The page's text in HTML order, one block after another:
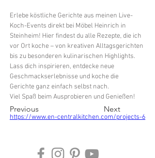
Previous Next
Erlebe köstliche Gerichte aus meinen Live-
Koch-Events direkt bei Möbel Heinrich in
Steinheim! Hier findest du alle Rezepte, die ich
vor Ort koche – von kreativen Alltagsgerichten
bis zu besonderen kulinarischen Highlights.
Lass dich inspirieren, entdecke neue
Geschmackserlebnisse und koche die
Gerichte ganz einfach selbst nach.
Viel Spaß beim Ausprobieren und Genießen!
https://www.en-centralkitchen.com/projects-6